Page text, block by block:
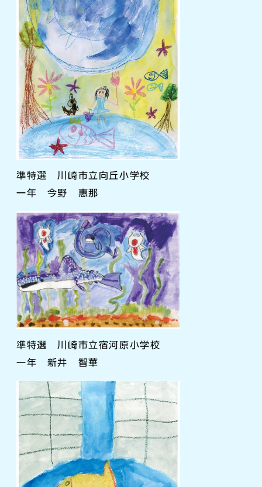
準特選 川崎市立向丘小学校
一年 今野 惠那
準特選 川崎市立宿河原小学校
一年 新井 智華